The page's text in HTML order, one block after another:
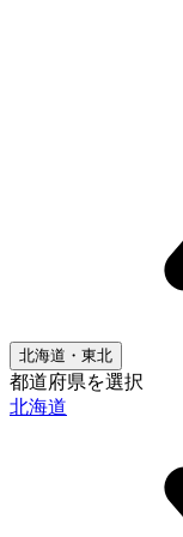
北海道・東北
都道府県を選択
北海道